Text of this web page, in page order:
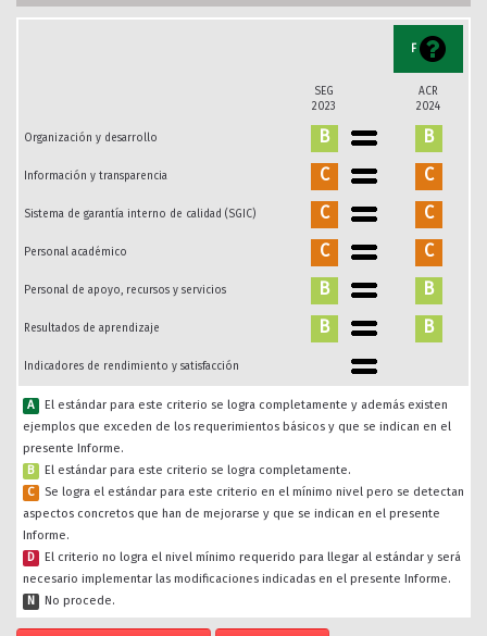
SEG
2023
F
ACR
2024
Organización y desarrollo B B
Información y transparencia C C
Sistema de garantía interno de calidad (SGIC) C C
Personal académico C C
Personal de apoyo, recursos y servicios B B
Resultados de aprendizaje B B
Indicadores de rendimiento y satisfacción
A
El estándar para este criterio se logra completamente y además existen
ejemplos que exceden de los requerimientos básicos y que se indican en el
presente Informe.
B
El estándar para este criterio se logra completamente.
C
Se logra el estándar para este criterio en el mínimo nivel pero se detectan
aspectos concretos que han de mejorarse y que se indican en el presente
Informe.
D
El criterio no logra el nivel mínimo requerido para llegar al estándar y será
necesario implementar las modificaciones indicadas en el presente Informe.
N
No procede.